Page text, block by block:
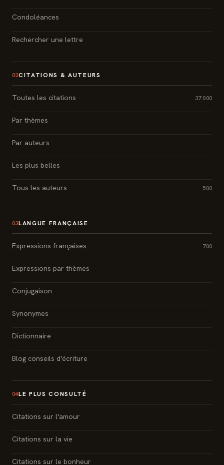
Condoléances
Rechercher une lettre
02CITATIONS & AUTEURS
Toutes les citations 37 000
Par thèmes
Par auteurs
Les plus belles
Tous les auteurs 500
03LANGUE FRANÇAISE
Expressions françaises 700
Expressions par thèmes
Conjugaison
Synonymes
Dictionnaire
Blog conseils d'écriture
04LE PLUS CONSULTÉ
Citations sur l'amour
Citations sur la vie
Citations sur le bonheur